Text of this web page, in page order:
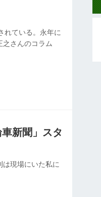
れている。永年に
さんのコラム
新聞」スタ
は現場にいた私に